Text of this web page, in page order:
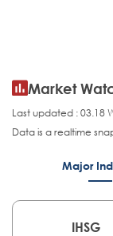
Market
Last updated : 03.18
Data is a realtime
Major
IHSG